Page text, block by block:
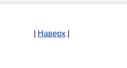
Наверх